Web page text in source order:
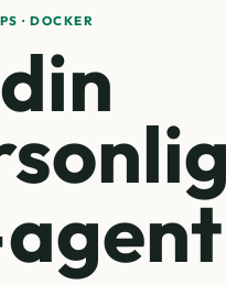
· DOCKER